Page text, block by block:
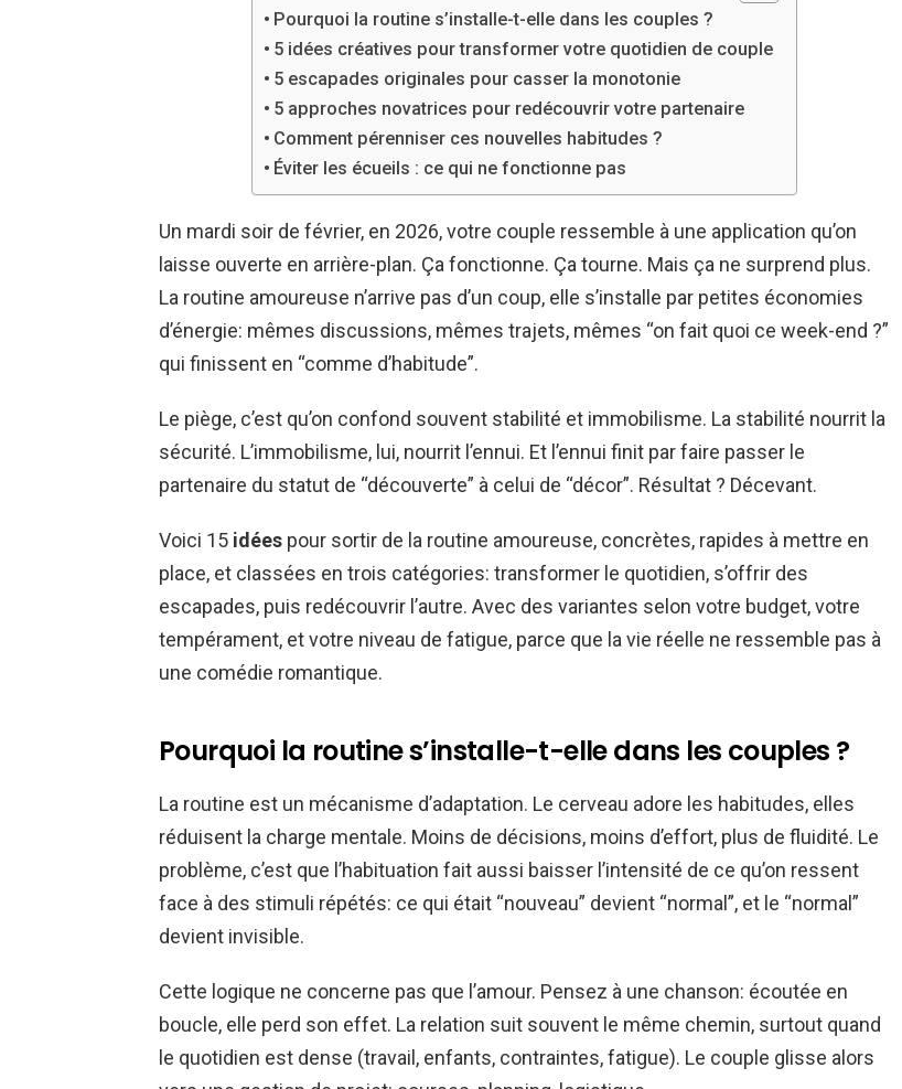
Pourquoi la routine s’installe-t-elle dans les couples ?
5 idées créatives pour transformer votre quotidien de couple
5 escapades originales pour casser la monotonie
5 approches novatrices pour redécouvrir votre partenaire
Comment pérenniser ces nouvelles habitudes ?
Éviter les écueils : ce qui ne fonctionne pas
Un mardi soir de février, en 2026, votre couple ressemble à une application qu’on
laisse ouverte en arrière-plan. Ça fonctionne. Ça tourne. Mais ça ne surprend plus.
La routine amoureuse n’arrive pas d’un coup, elle s’installe par petites économies
d’énergie: mêmes discussions, mêmes trajets, mêmes “on fait quoi ce week-end ?”
qui finissent en “comme d’habitude”.
Le piège, c’est qu’on confond souvent stabilité et immobilisme. La stabilité nourrit la
sécurité. L’immobilisme, lui, nourrit l’ennui. Et l’ennui finit par faire passer le
partenaire du statut de “découverte” à celui de “décor”. Résultat ? Décevant.
Voici 15 idées pour sortir de la routine amoureuse, concrètes, rapides à mettre en
place, et classées en trois catégories: transformer le quotidien, s’offrir des
escapades, puis redécouvrir l’autre. Avec des variantes selon votre budget, votre
tempérament, et votre niveau de fatigue, parce que la vie réelle ne ressemble pas à
une comédie romantique.
Pourquoi la routine s’installe-t-elle dans les couples ?
La routine est un mécanisme d’adaptation. Le cerveau adore les habitudes, elles
réduisent la charge mentale. Moins de décisions, moins d’effort, plus de fluidité. Le
problème, c’est que l’habituation fait aussi baisser l’intensité de ce qu’on ressent
face à des stimuli répétés: ce qui était “nouveau” devient “normal”, et le “normal”
devient invisible.
Cette logique ne concerne pas que l’amour. Pensez à une chanson: écoutée en
boucle, elle perd son effet. La relation suit souvent le même chemin, surtout quand
le quotidien est dense (travail, enfants, contraintes, fatigue). Le couple glisse alors